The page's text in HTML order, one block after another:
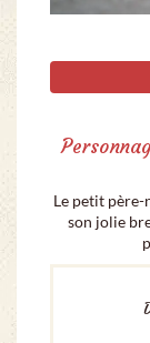
Le petit père-
son jolie